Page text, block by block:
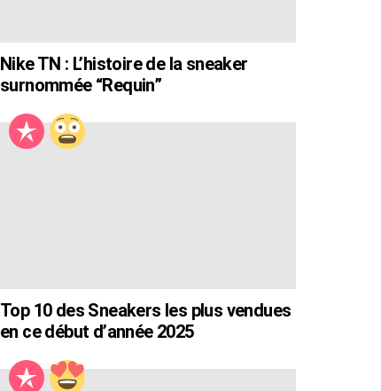
Nike TN : L’histoire de la sneaker
surnommée “Requin”
Top 10 des Sneakers les plus vendues
en ce début d’année 2025